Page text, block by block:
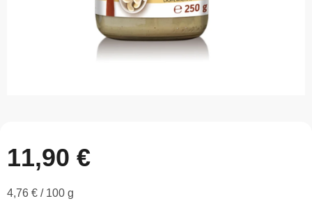
11,90 €
Jednotková
4,76 € / 100 g